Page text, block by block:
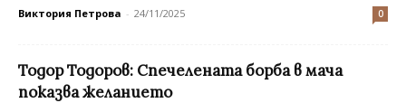
Виктория Петрова - 24/11/2025 0
Тодор Тодоров: Спечелената борба в мача
показва желанието